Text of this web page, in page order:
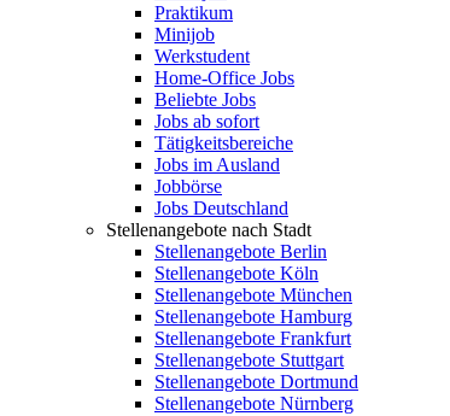
Praktikum
Minijob
Werkstudent
Home-Office Jobs
Beliebte Jobs
Jobs ab sofort
Tätigkeitsbereiche
Jobs im Ausland
Jobbörse
Jobs Deutschland
Stellenangebote nach Stadt
Stellenangebote Berlin
Stellenangebote Köln
Stellenangebote München
Stellenangebote Hamburg
Stellenangebote Frankfurt
Stellenangebote Stuttgart
Stellenangebote Dortmund
Stellenangebote Nürnberg